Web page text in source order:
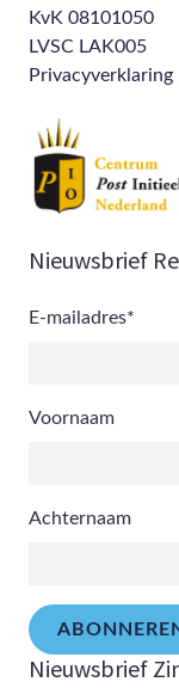
KvK 08101050
LVSC LAK005
Privacyverklaring
Nieuwsbrief
E-mailadres*
Voornaam
Achternaam
Nieuwsbrief